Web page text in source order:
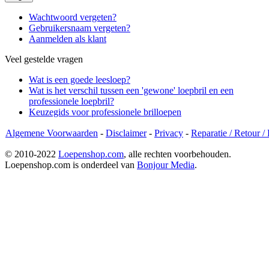
Wachtwoord vergeten?
Gebruikersnaam vergeten?
Aanmelden als klant
Veel gestelde vragen
Wat is een goede leesloep?
Wat is het verschil tussen een 'gewone' loepbril en een
professionele loepbril?
Keuzegids voor professionele brilloepen
Algemene Voorwaarden - Disclaimer- Privacy - Reparatie / Retour /
© 2010-2022 Loepenshop.com, alle rechten voorbehouden.
Loepenshop.com is onderdeel van Bonjour Media.